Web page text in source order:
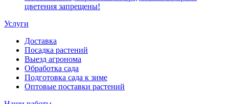
цветения запрещены!
Услуги
Доставка
Посадка растений
Выезд агронома
Обработка сада
Подготовка сада к зиме
Оптовые поставки растений